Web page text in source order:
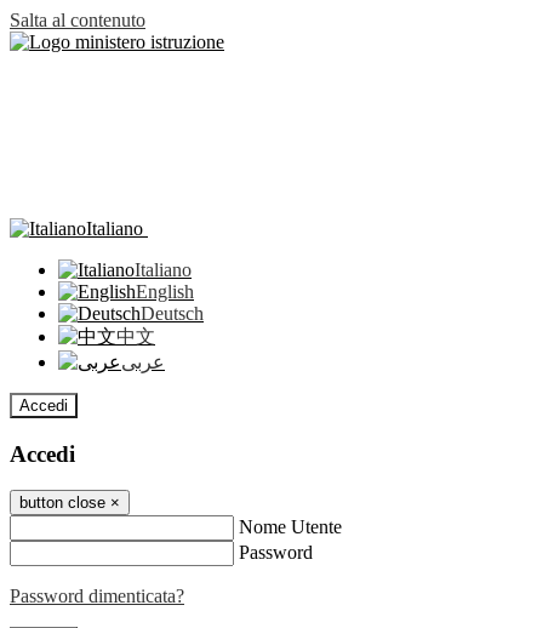
Salta al contenuto
Italiano
Italiano
English
Deutsch
中文
عربى
Accedi
Accedi
button close ×
Nome Utente
Password
Password dimenticata?